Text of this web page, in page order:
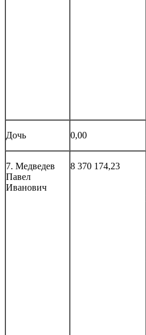
Дочь 0,00
7. Медведев
Павел
Иванович
8 370 174,23